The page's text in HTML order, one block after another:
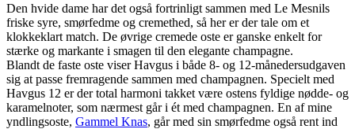
Den hvide dame har det også fortrinligt sammen med Le Mesnils
friske syre, smørfedme og cremethed, så her er der tale om et
klokkeklart match. De øvrige cremede oste er ganske enkelt for
stærke og markante i smagen til den elegante champagne.
Blandt de faste oste viser Havgus i både 8- og 12-månedersudgaven
sig at passe fremragende sammen med champagnen. Specielt med
Havgus 12 er der total harmoni takket være ostens fyldige nødde- og
karamelnoter, som nærmest går i ét med champagnen. En af mine
yndlingsoste, Gammel Knas, går med sin smørfedme også rent ind